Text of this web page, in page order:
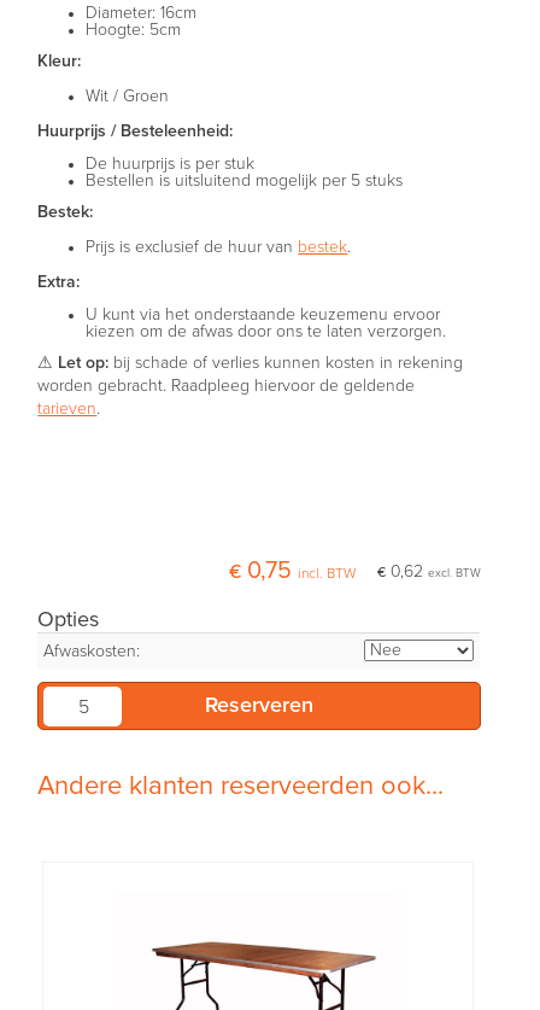
Diameter: 16cm
Hoogte: 5cm
Kleur:
Wit / Groen
Huurprijs / Besteleenheid:
De huurprijs is per stuk
Bestellen is uitsluitend mogelijk per 5 stuks
Bestek:
Prijs is exclusief de huur van bestek.
Extra:
U kunt via het onderstaande keuzemenu ervoor
kiezen om de afwas door ons te laten verzorgen.
⚠ Let op: bij schade of verlies kunnen kosten in rekening
worden gebracht. Raadpleeg hiervoor de geldende
tarieven.
€ 0,62 excl. BTW
€ 0,75 incl. BTW
Opties
Afwaskosten:
Andere klanten reserveerden ook...